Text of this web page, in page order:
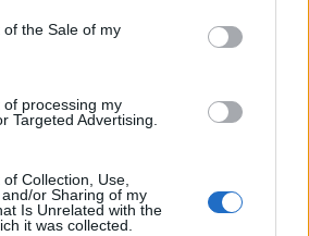
the Sale of my
processing my
Targeted Advertising.
Collection, Use,
or Sharing of my
Is Unrelated with the
it was collected.
στα νερά, ενώ
Λάβαρα, Αμόριο,
Πύθιο και Τυχερό βρίσκονται
καθώς εντείνονται οι
άνοδο της στάθμης των